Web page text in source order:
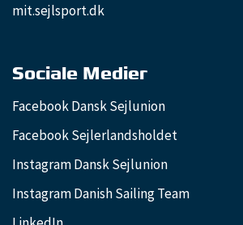
mit.sejlsport.dk
Sociale Medier
Facebook Dansk Sejlunion
Facebook Sejlerlandsholdet
Instagram Dansk Sejlunion
Instagram Danish Sailing Team